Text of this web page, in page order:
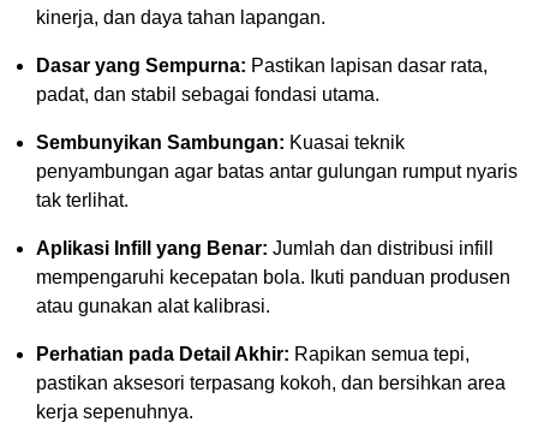
kinerja, dan daya tahan lapangan.
Dasar yang Sempurna: Pastikan lapisan dasar rata,
padat, dan stabil sebagai fondasi utama.
Sembunyikan Sambungan: Kuasai teknik
penyambungan agar batas antar gulungan rumput nyaris
tak terlihat.
Aplikasi Infill yang Benar: Jumlah dan distribusi infill
mempengaruhi kecepatan bola. Ikuti panduan produsen
atau gunakan alat kalibrasi.
Perhatian pada Detail Akhir: Rapikan semua tepi,
pastikan aksesori terpasang kokoh, dan bersihkan area
kerja sepenuhnya.